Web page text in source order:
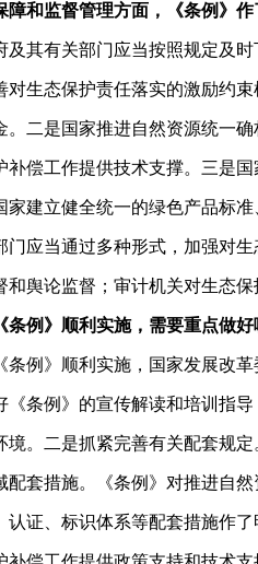
障和监督管理方面，《条例》作
及其有关部门应当按照规定及
对生态保护责任落实的激励约
。二是国家推进自然资源统一
补偿工作提供技术支撑。三是
家建立健全统一的绿色产品标
门应当通过多种形式，加强对
和舆论监督；审计机关对生态
条例》顺利实施，需要重点做好
条例》顺利实施，国家发展改
《条例》的宣传解读和培训指
境。二是抓紧完善有关配套规
配套措施。《条例》对推进自
认证、标识体系等配套措施作